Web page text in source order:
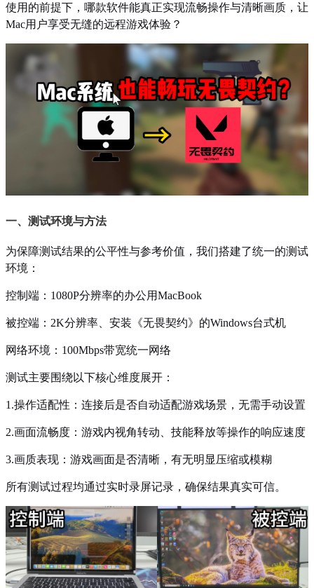
使用的前提下，哪款软件能真正实现流畅操作与清晰画质，让
Mac用户享受无缝的远程游戏体验？
一、测试环境与方法
为保障测试结果的公平性与参考价值，我们搭建了统一的测试
环境：
控制端：1080P分辨率的办公用MacBook
被控端：2K分辨率、安装《无畏契约》的Windows台式机
网络环境：100Mbps带宽统一网络
测试主要围绕以下核心维度展开：
1.操作适配性：连接后是否自动适配游戏场景，无需手动设置
2.画面流畅度：游戏内视角转动、技能释放等操作的响应速度
3.画质表现：游戏画面是否清晰，有无明显压缩或模糊
所有测试过程均通过实时录屏记录，确保结果真实可信。